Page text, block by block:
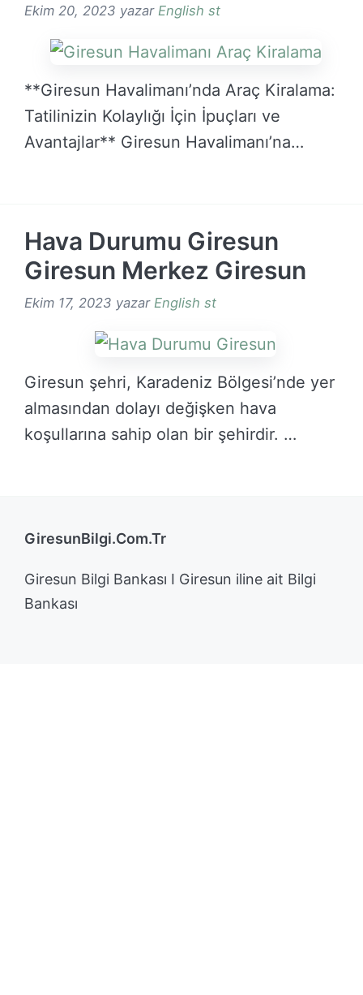
Ekim 20, 2023 yazar English st
**Giresun Havalimanı’nda Araç Kiralama:
Tatilinizin Kolaylığı İçin İpuçları ve
Avantajlar** Giresun Havalimanı’na
Hava Durumu Giresun
Giresun Merkez Giresun
Ekim 17, 2023 yazar English st
Giresun şehri, Karadeniz Bölgesi’nde yer
almasından dolayı değişken hava
koşullarına sahip olan bir şehirdir. …
GiresunBilgi.Com.Tr
Giresun Bilgi Bankası I Giresun iline ait Bilgi
Bankası